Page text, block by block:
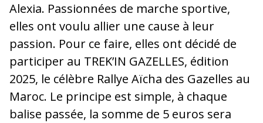
Alexia. Passionnées de marche sportive,
elles ont voulu allier une cause à leur
passion. Pour ce faire, elles ont décidé de
participer au TREK’IN GAZELLES, édition
2025, le célèbre Rallye Aïcha des Gazelles au
Maroc. Le principe est simple, à chaque
balise passée, la somme de 5 euros sera